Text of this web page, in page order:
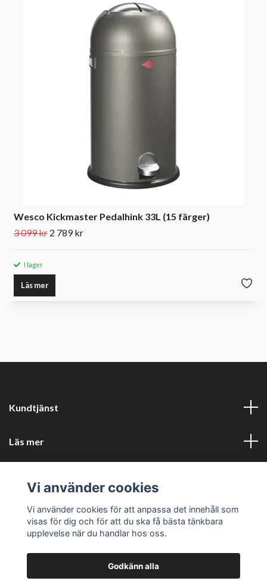
Wesco Kickmaster Pedalhink 33L (15 färger)
3 099 kr 2 789 kr
I lager
Läs mer
Kundtjänst
Läs mer
Företagsuppgifter
Vi använder cookies
Vi använder cookies för att anpassa det innehåll som
visas för dig och för att du ska få bästa tänkbara
upplevelse när du handlar hos oss.
Godkänn alla